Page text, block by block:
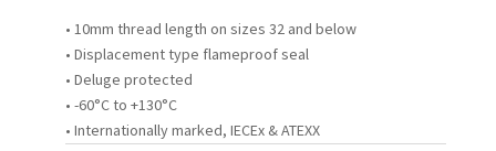
• 10mm thread length on sizes 32 and below
• Displacement type flameproof seal
• Deluge protected
• -60°C to +130°C
• Internationally marked, IECEx & ATEXX